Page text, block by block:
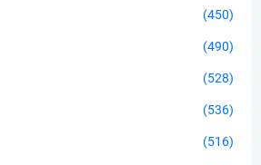
(450)
(490)
(528)
(536)
(516)